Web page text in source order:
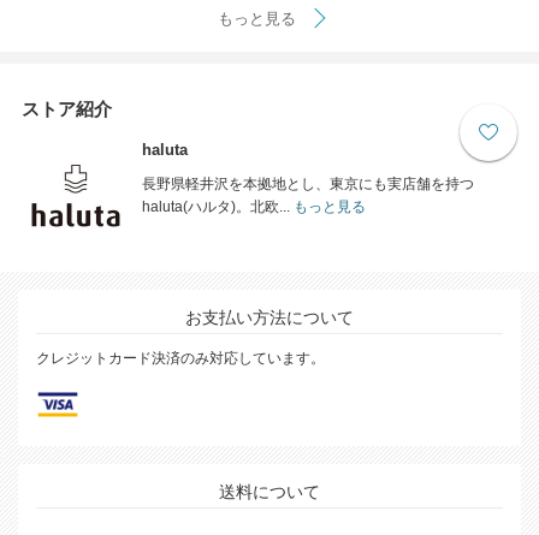
もっと見る
ストア紹介
haluta
長野県軽井沢を本拠地とし、東京にも実店舗を持つ
haluta(ハルタ)。北欧...もっと見る
お支払い方法について
クレジットカード決済のみ対応しています。
送料について